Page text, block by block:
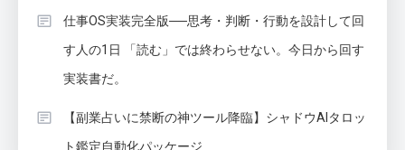
仕事OS実装完全版──思考・判断・行動を設計して回
す人の1日 「読む」では終わらせない。今日から回す
実装書だ。
【副業占いに禁断の神ツール降臨】シャドウAIタロッ
ト鑑定自動化パッケージ